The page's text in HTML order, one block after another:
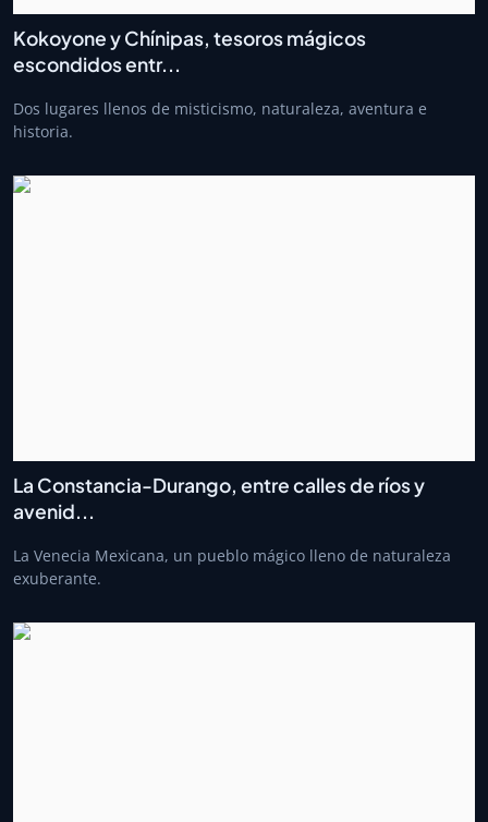
Kokoyone y Chínipas, tesoros mágicos
escondidos entr...
Dos lugares llenos de misticismo, naturaleza, aventura e
historia.
La Constancia-Durango, entre calles de ríos y
avenid...
La Venecia Mexicana, un pueblo mágico lleno de naturaleza
exuberante.